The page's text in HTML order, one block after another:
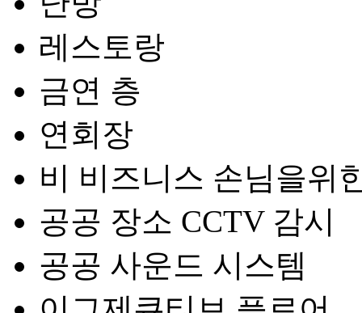
레스토랑
금연 층
연회장
비 비즈니스 손님을위
공공 장소 CCTV 감시
공공 사운드 시스템